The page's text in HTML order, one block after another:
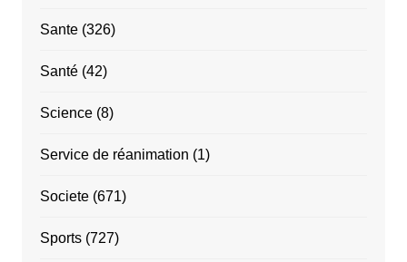
Sante(326)
Santé(42)
Science(8)
Service de réanimation (1)
Societe(671)
Sports(727)